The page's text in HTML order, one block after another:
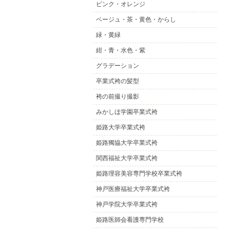
ピンク・オレンジ
ベージュ・茶・黄色・からし
緑・黄緑
紺・青・水色・紫
グラデーション
卒業式袴の髪型
袴の前撮り撮影
みかしほ学園卒業式袴
姫路大学卒業式袴
姫路獨協大学卒業式袴
関西福祉大学卒業式袴
姫路理容美容専門学校卒業式袴
神戸医療福祉大学卒業式袴
神戸学院大学卒業式袴
姫路医師会看護専門学校